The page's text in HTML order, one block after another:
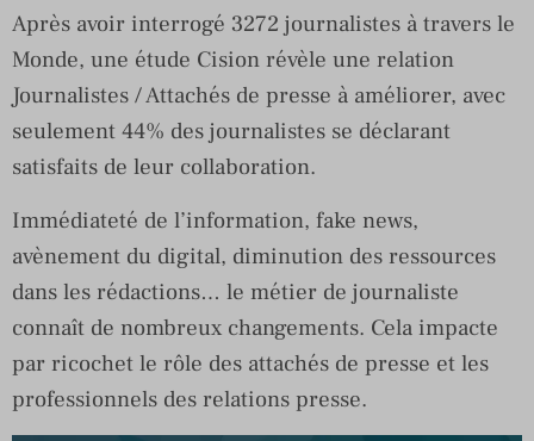
Après avoir interrogé 3272 journalistes à travers le
Monde, une étude Cision révèle une relation
Journalistes / Attachés de presse à améliorer, avec
seulement 44% des journalistes se déclarant
satisfaits de leur collaboration.
Immédiateté de l’information, fake news,
avènement du digital, diminution des ressources
dans les rédactions… le métier de journaliste
connaît de nombreux changements. Cela impacte
par ricochet le rôle des attachés de presse et les
professionnels des relations presse.